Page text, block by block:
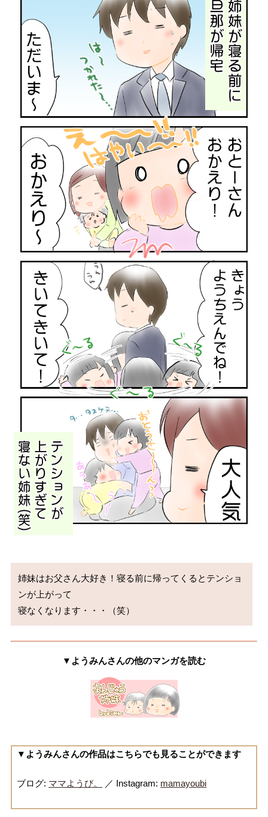
姉妹はお父さん大好き！寝る前に帰ってくるとテンショ
ンが上がって
寝なくなります・・・（笑）
▼ようみんさんの他のマンガを読む
▼ようみんさんの作品はこちらでも見ることができます
ブログ: ママようび。 ／ Instagram: mamayoubi